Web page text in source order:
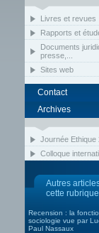
Livres et revues
Rapports et
Documents
presse,...
Sites web
Contact
Archives
Journée Ethique
Colloque
Autres
cette rubrique
Recension : la
sociologie vue par
Paul Nassaux